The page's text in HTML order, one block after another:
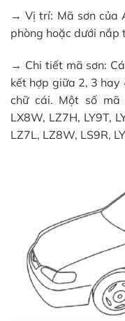
→ Vị trí: Mã sơn của
phòng hoặc dưới nắp
→ Chi tiết mã sơn:
kết hợp giữa 2, 3 hay
chữ cái. Một số mã
LX8W, LZ7H, LY9T,
LZ7L, LZ8W, LS9R,